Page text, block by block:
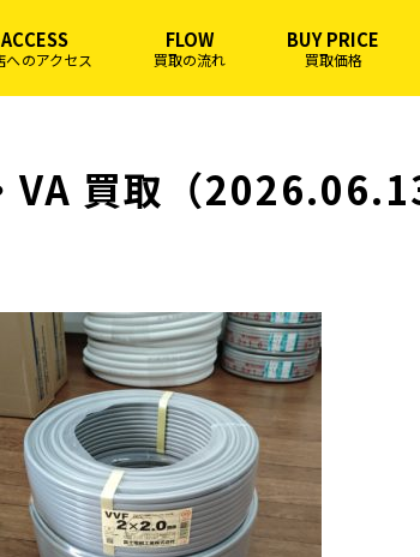
ACCESS
へのアクセス
FLOW
買取の流れ
BUY PRICE
買取価格
VA 買取（2026.06.13